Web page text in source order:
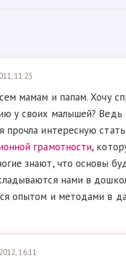
11:25
мамам и папам. Хочу
у своих малышей?
прочла интересную
грамотности,
знают, что основы
нами в
опытом и методами в
16:11